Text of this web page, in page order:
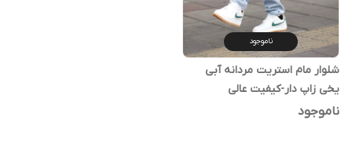
ناموجود
شلوار مام استریت مردانه آبی
یخی زاپ دار-کیفیت عالی
ناموجود